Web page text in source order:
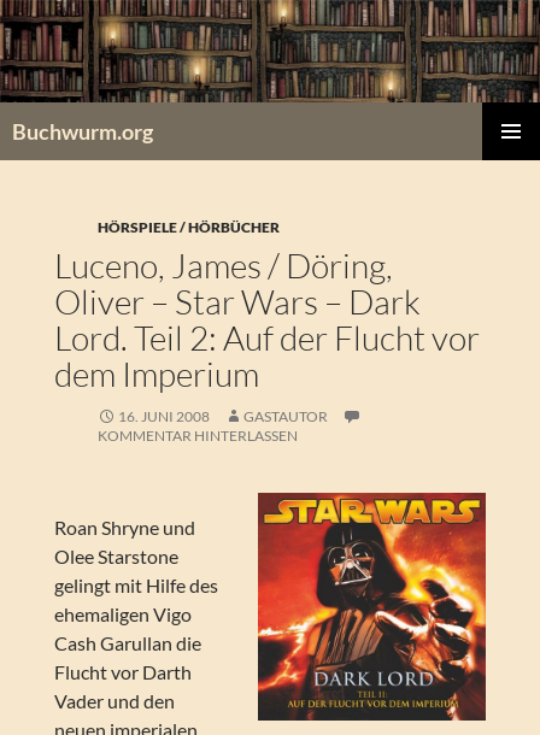
Zum
Inhalt
springen
Buchwurm.org
HÖRSPIELE / HÖRBÜCHER
Luceno, James / Döring,
Oliver – Star Wars – Dark
Lord. Teil 2: Auf der Flucht vor
dem Imperium
16. JUNI 2008
GASTAUTOR
KOMMENTAR HINTERLASSEN
Roan Shryne und
Olee Starstone
gelingt mit Hilfe des
ehemaligen Vigo
Cash Garullan die
Flucht vor Darth
Vader und den
neuen imperialen